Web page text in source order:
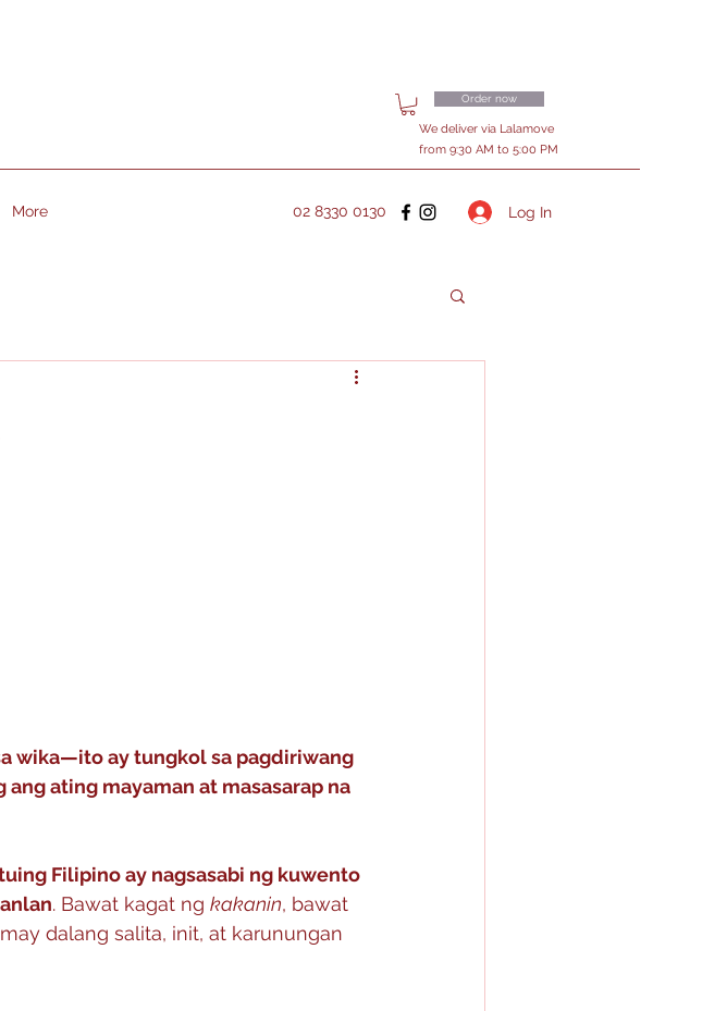
Order now
We deliver via Lalamove
from 9:30 AM to 5:00 PM
More 02 8330 0130 Log In
wika—ito ay tungkol sa pagdiriwang
ating mayaman at masasarap na
Filipino ay nagsasabi ng kuwento
. Bawat kagat ng kakanin, bawat
dalang salita, init, at karunungan